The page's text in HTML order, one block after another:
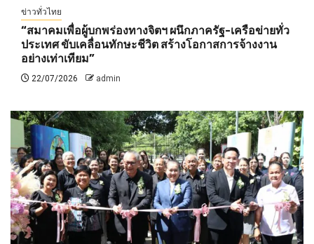
ข่าวทั่วไทย
“สมาคมเพื่อผู้บกพร่องทางจิตฯ ผนึกภาครัฐ-เครือข่ายทั่ว
ประเทศ ขับเคลื่อนทักษะชีวิต สร้างโอกาสการจ้างงาน
อย่างเท่าเทียม”
22/07/2026 admin